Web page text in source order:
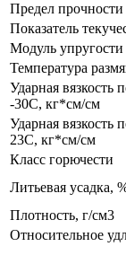
Предел
Показатель
Модуль
Температура
Ударная вязкость
-30С, кг*см/см
Ударная вязкость
23С, кг*см/см
Класс горючести
Литьевая усадка,
Плотность, г/см3
Относительное